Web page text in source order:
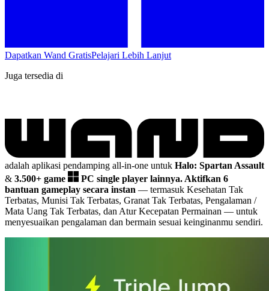
Dapatkan Wand GratisPelajari Lebih Lanjut
Juga tersedia di
adalah aplikasi pendamping all-in-one untuk Halo: Spartan Assault
& 3.500+ game PC single player lainnya. Aktifkan 6
bantuan gameplay secara instan — termasuk Kesehatan Tak
Terbatas, Munisi Tak Terbatas, Granat Tak Terbatas, Pengalaman /
Mata Uang Tak Terbatas, dan Atur Kecepatan Permainan — untuk
menyesuaikan pengalaman dan bermain sesuai keinginanmu sendiri.